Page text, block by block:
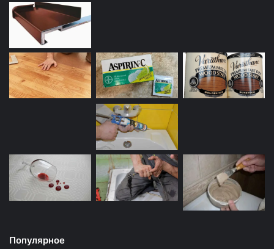
Популярное